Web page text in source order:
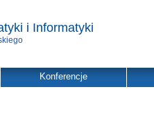
i Informatyki
Konferencje